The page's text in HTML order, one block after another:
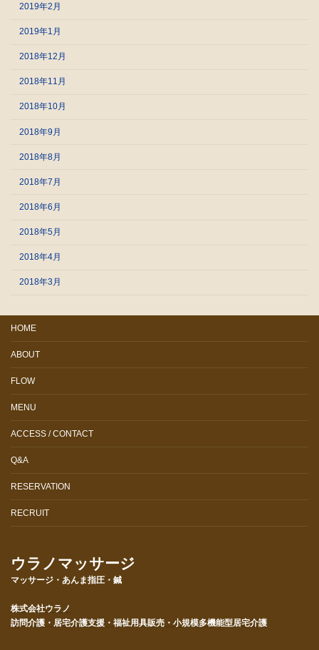
2019年2月
2019年1月
2018年12月
2018年11月
2018年10月
2018年9月
2018年8月
2018年7月
2018年6月
2018年5月
2018年4月
2018年3月
HOME
ABOUT
FLOW
MENU
ACCESS / CONTACT
Q&A
RESERVATION
RECRUIT
ウラノマッサージ
マッサージ・あんま指圧・鍼
株式会社ウラノ
訪問介護・居宅介護支援・福祉用具販売・小規模多機能型居宅介護